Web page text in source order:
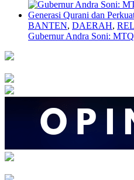
BANTEN, DAERAH,
Gubernur Andra Soni: